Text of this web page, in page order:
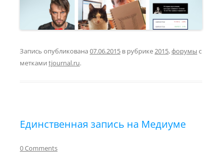
Запись опубликована 07.06.2015 в рубрике2015,форумы с
метками tjournal.ru.
Единственная запись на Медиуме
0 Comments